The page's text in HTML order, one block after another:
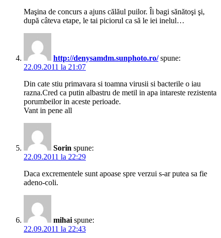
Maşina de concurs a ajuns călăul puilor. Îi bagi sănătoşi şi,
după câteva etape, le tai piciorul ca să le iei inelul…
http://denysamdm.sunphoto.ro/ spune:
22.09.2011 la 21:07
Din cate stiu primavara si toamna virusii si bacterile o iau
razna.Cred ca putin albastru de metil in apa intareste rezistenta
porumbeilor in aceste perioade.
Vant in pene all
Sorin spune:
22.09.2011 la 22:29
Daca excrementele sunt apoase spre verzui s-ar putea sa fie
adeno-coli.
mihai spune:
22.09.2011 la 22:43